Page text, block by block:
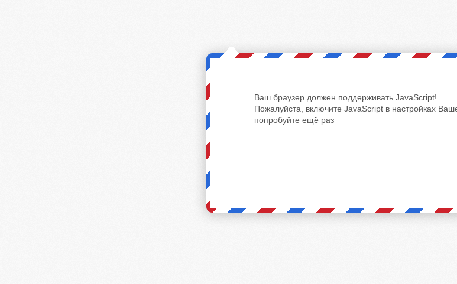
Ваш браузер должен поддерживать JavaScript!
Пожалуйста, включите JavaScript в настройках
попробуйте ещё раз